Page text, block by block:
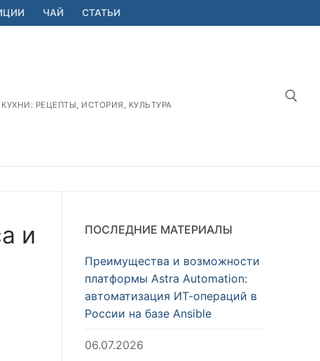
ЧАЙ СТАТЬИ
РЕЦЕПТЫ, ИСТОРИЯ, КУЛЬТУРА
и
ПОСЛЕДНИЕ МАТЕРИАЛЫ
Преимущества и возможности
платформы Astra Automation:
автоматизация ИТ-операций в
России на базе Ansible
06.07.2026